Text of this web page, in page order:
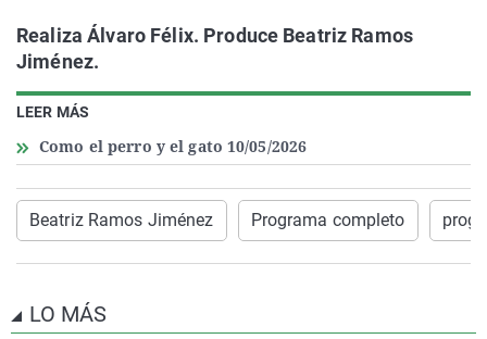
LEER MÁS
Como el perro y el gato 10/05/2026
Realiza Álvaro Félix. Produce Beatriz Ramos
Jiménez.
Beatriz Ramos Jiménez Programa completo
LO MÁS